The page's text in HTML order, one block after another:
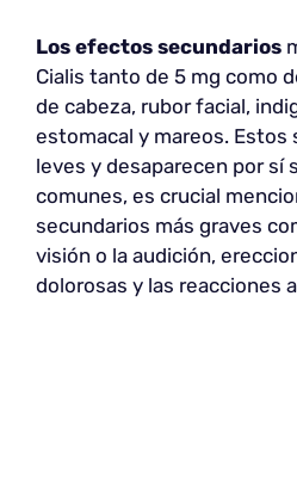
Los efectos secundarios
Cialis tanto de 5 mg como
de cabeza, rubor facial,
estomacal y mareos.
leves y desaparecen por sí
comunes, es crucial
secundarios más graves
visión o la audición,
dolorosas y las reacciones